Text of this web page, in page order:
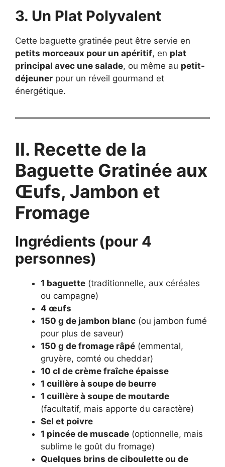
3. Un Plat Polyvalent
Cette baguette gratinée peut être servie en
petits morceaux pour un apéritif, en plat
principal avec une salade, ou même au petit-
déjeuner pour un réveil gourmand et
énergétique.
II. Recette de la
Baguette Gratinée aux
Œufs, Jambon et
Fromage
Ingrédients (pour 4
personnes)
1 baguette (traditionnelle, aux céréales
ou campagne)
4 œufs
150 g de jambon blanc (ou jambon fumé
pour plus de saveur)
150 g de fromage râpé (emmental,
gruyère, comté ou cheddar)
10 cl de crème fraîche épaisse
1 cuillère à soupe de beurre
1 cuillère à soupe de moutarde
(facultatif, mais apporte du caractère)
Sel et poivre
1 pincée de muscade (optionnelle, mais
sublime le goût du fromage)
Quelques brins de ciboulette ou de